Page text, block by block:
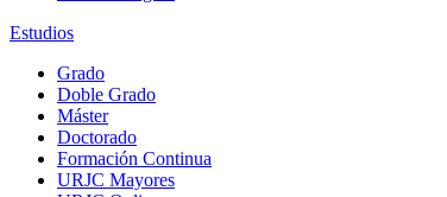
Estudios
Grado
Doble Grado
Máster
Doctorado
Formación Continua
URJC Mayores